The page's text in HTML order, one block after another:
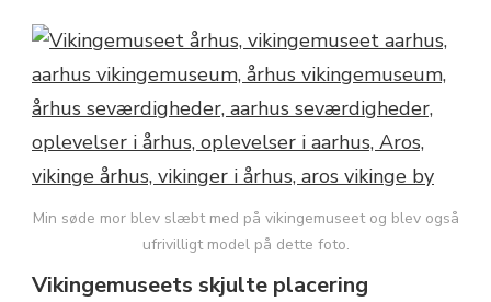
Min søde mor blev slæbt med på vikingemuseet og blev også
ufrivilligt model på dette foto.
Vikingemuseets skjulte placering